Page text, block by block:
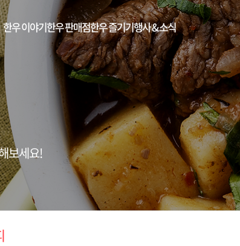
한우 이야기한우 판매점한우 즐기기행사 & 소식
보세요!